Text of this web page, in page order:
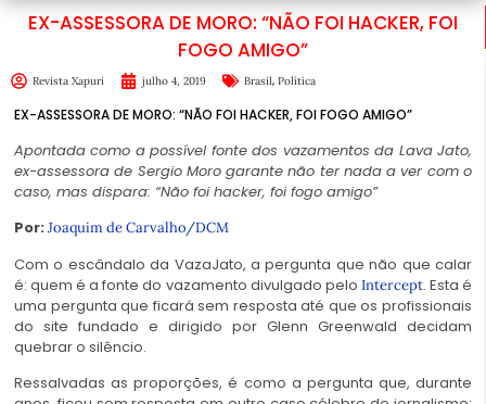
EX-ASSESSORA DE MORO: “NÃO FOI HACKER, FOI
FOGO AMIGO”
Revista Xapuri julho 4, 2019 Brasil, Política
EX-ASSESSORA DE MORO: “NÃO FOI HACKER, FOI FOGO AMIGO”
Apontada como a possível fonte dos vazamentos da Lava Jato,
ex-assessora de Sergio Moro garante não ter nada a ver com o
caso, mas dispara: “Não foi hacker, foi fogo amigo”
Por: Joaquim de Carvalho/DCM
Com o escândalo da VazaJato, a pergunta que não que calar
é: quem é a fonte do vazamento divulgado pelo Intercept. Esta é
uma pergunta que ficará sem resposta até que os profissionais
do site fundado e dirigido por Glenn Greenwald decidam
quebrar o silêncio.
Ressalvadas as proporções, é como a pergunta que, durante